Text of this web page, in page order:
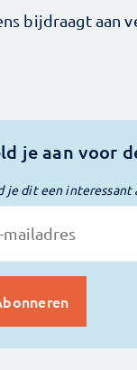
bijdraagt aan
je aan voor
je dit een